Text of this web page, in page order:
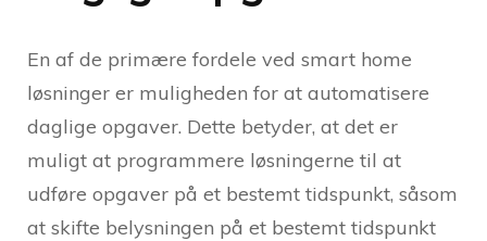
En af de primære fordele ved smart home
løsninger er muligheden for at automatisere
daglige opgaver. Dette betyder, at det er
muligt at programmere løsningerne til at
udføre opgaver på et bestemt tidspunkt, såsom
at skifte belysningen på et bestemt tidspunkt